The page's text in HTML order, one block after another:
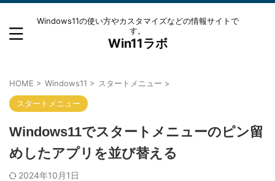
Windows11の使い方やカスタマイズなどの情報サイトで
す。
Win11ラボ
HOME > Windows11 > スタートメニュー >
スタートメニュー
Windows11でスタートメニューのピン留
めしたアプリを並び替える
2024年10月1日